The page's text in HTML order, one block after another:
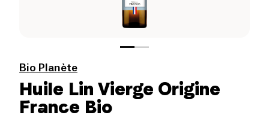
Bio Planète
Huile Lin Vierge Origine
France Bio